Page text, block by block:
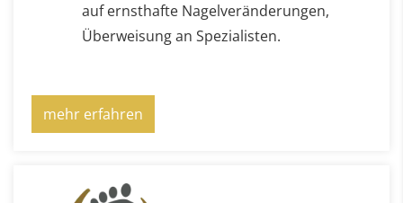
auf ernsthafte Nagelveränderungen,
Überweisung an Spezialisten.
mehr erfahren